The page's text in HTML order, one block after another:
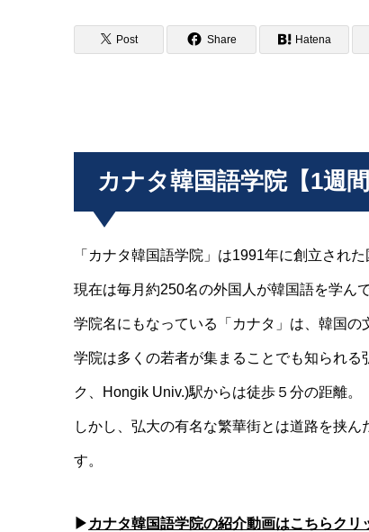
Post Share Hatena
カナタ韓国語学院【1週
「カナタ韓国語学院」は1991年に創立され
現在は毎月約250名の外国人が韓国語を学ん
学院名にもなっている「カナタ」は、韓国の
学院は多くの若者が集まることでも知られ
ク、Hongik Univ.)駅からは徒歩５分の距離。
しかし、弘大の有名な繁華街とは道路を挟
す。
▶ カナタ韓国語学院の紹介動画はこちらクリ